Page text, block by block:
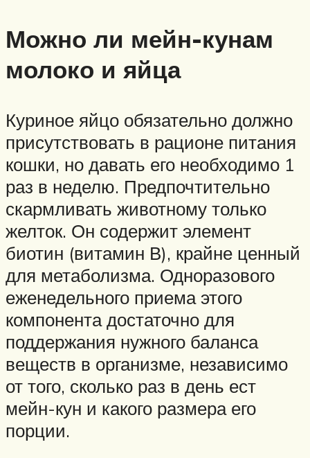
Можно ли мейн-кунам
молоко и яйца
Куриное яйцо обязательно должно
присутствовать в рационе питания
кошки, но давать его необходимо 1
раз в неделю. Предпочтительно
скармливать животному только
желток. Он содержит элемент
биотин (витамин В), крайне ценный
для метаболизма. Одноразового
еженедельного приема этого
компонента достаточно для
поддержания нужного баланса
веществ в организме, независимо
от того, сколько раз в день ест
мейн-кун и какого размера его
порции.